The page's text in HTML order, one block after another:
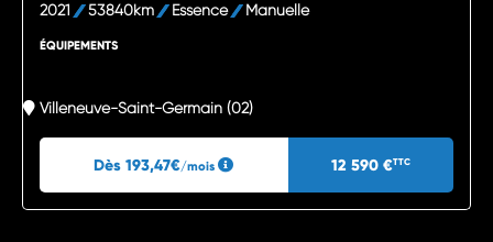
2021 53840km Essence Manuelle
ÉQUIPEMENTS
Villeneuve-Saint-Germain (02)
Dès 193,47€/mois 12 590 €TTC